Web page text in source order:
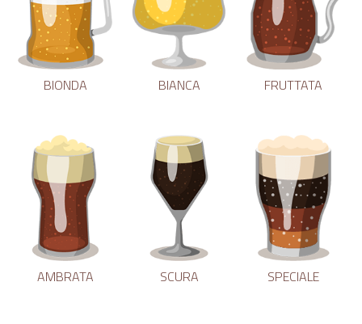
BIONDA BIANCA FRUTTATA
AMBRATA SCURA SPECIALE